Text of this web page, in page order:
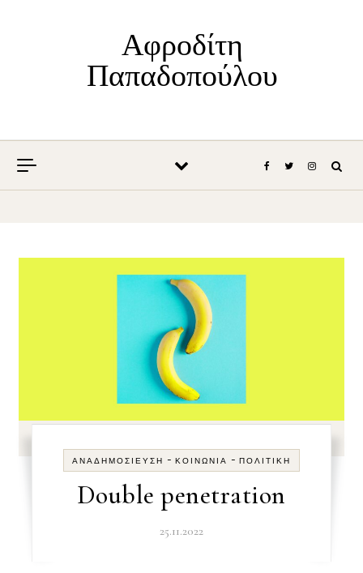
Αφροδίτη
Παπαδοπούλου
ΑΝΑΔΗΜΟΣΊΕΥΣΗ - ΚΟΙΝΩΝΊΑ - ΠΟΛΙΤΙΚΉ
Double penetration
25.11.2022